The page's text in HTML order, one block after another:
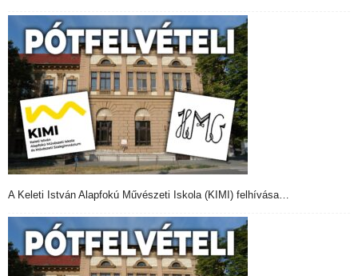
A Keleti István Alapfokú Művészeti Iskola (KIMI) felhívása…